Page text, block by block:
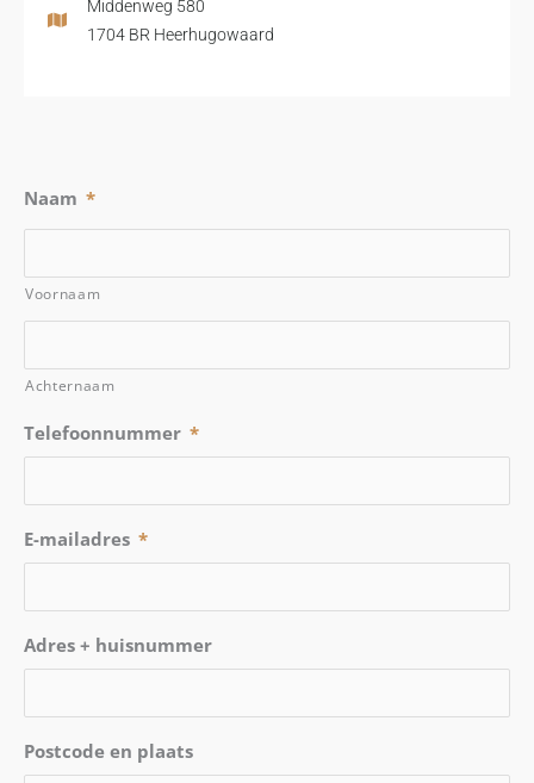
Middenweg 580
1704 BR Heerhugowaard
Naam *
Voornaam
Achternaam
Telefoonnummer *
E-mailadres *
Adres + huisnummer
Postcode en plaats